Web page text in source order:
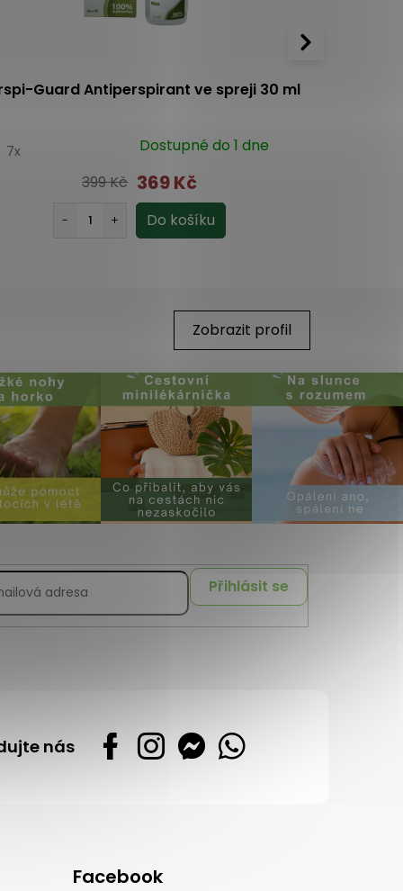
Guard Antiperspirant ve spreji 30 ml
7x
Dostupné do 1 dne
399 Kč 369 Kč
Zobrazit profil
Přihlásit se
nás
Facebook